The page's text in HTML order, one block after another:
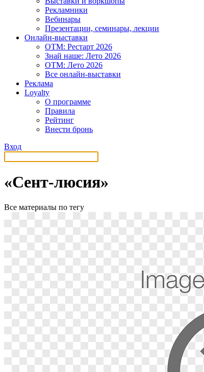
Рекламники
Вебинары
Презентации, семинары, лекции
Онлайн-выставки
OTM: Рестарт 2026
Знай наше: Лето 2026
OTM: Лето 2026
Все онлайн-выставки
Реклама
Loyalty
О программе
Правила
Рейтинг
Внести бронь
Вход
«Сент-люсия»
Все материалы по тегу